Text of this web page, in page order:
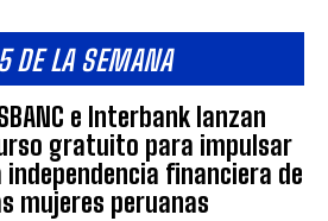
DE LA SEMANA
e Interbank lanzan
gratuito para impulsar
independencia financiera de
mujeres peruanas